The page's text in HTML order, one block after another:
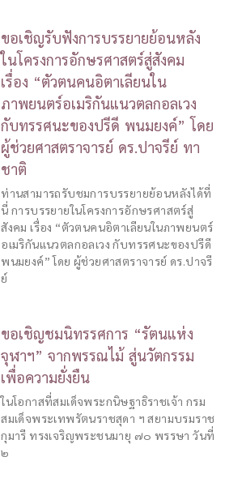
ขอเชิญรับฟังการบรรยายย้อนหลัง
ในโครงการอักษรศาสตร์สู่สังคม
เรื่อง “ตัวตนคนอิตาเลียนใน
ภาพยนตร์อเมริกันแนวตลกอลเวง
กับทรรศนะของปรีดี พนมยงค์” โดย
ผู้ช่วยศาสตราจารย์ ดร.ปาจรีย์ ทา
ชาติ
ท่านสามารถรับชมการบรรยายย้อนหลังได้ที่
นี่ การบรรยายในโครงการอักษรศาสตร์สู่
สังคม เรื่อง “ตัวตนคนอิตาเลียนในภาพยนตร์
อเมริกันแนวตลกอลเวง กับทรรศนะของปรีดี
พนมยงค์” โดย ผู้ช่วยศาสตราจารย์ ดร.ปาจรี
ย์
ขอเชิญชมนิทรรศการ “รัตนแห่ง
จุฬาฯ” จากพรรณไม้ สู่นวัตกรรม
เพื่อความยั่งยืน
ในโอกาสที่สมเด็จพระกนิษฐาธิราชเจ้า กรม
สมเด็จพระเทพรัตนราชสุดา ฯ สยามบรมราช
กุมารี ทรงเจริญพระชนมายุ ๗๐ พรรษา วันที่
๒